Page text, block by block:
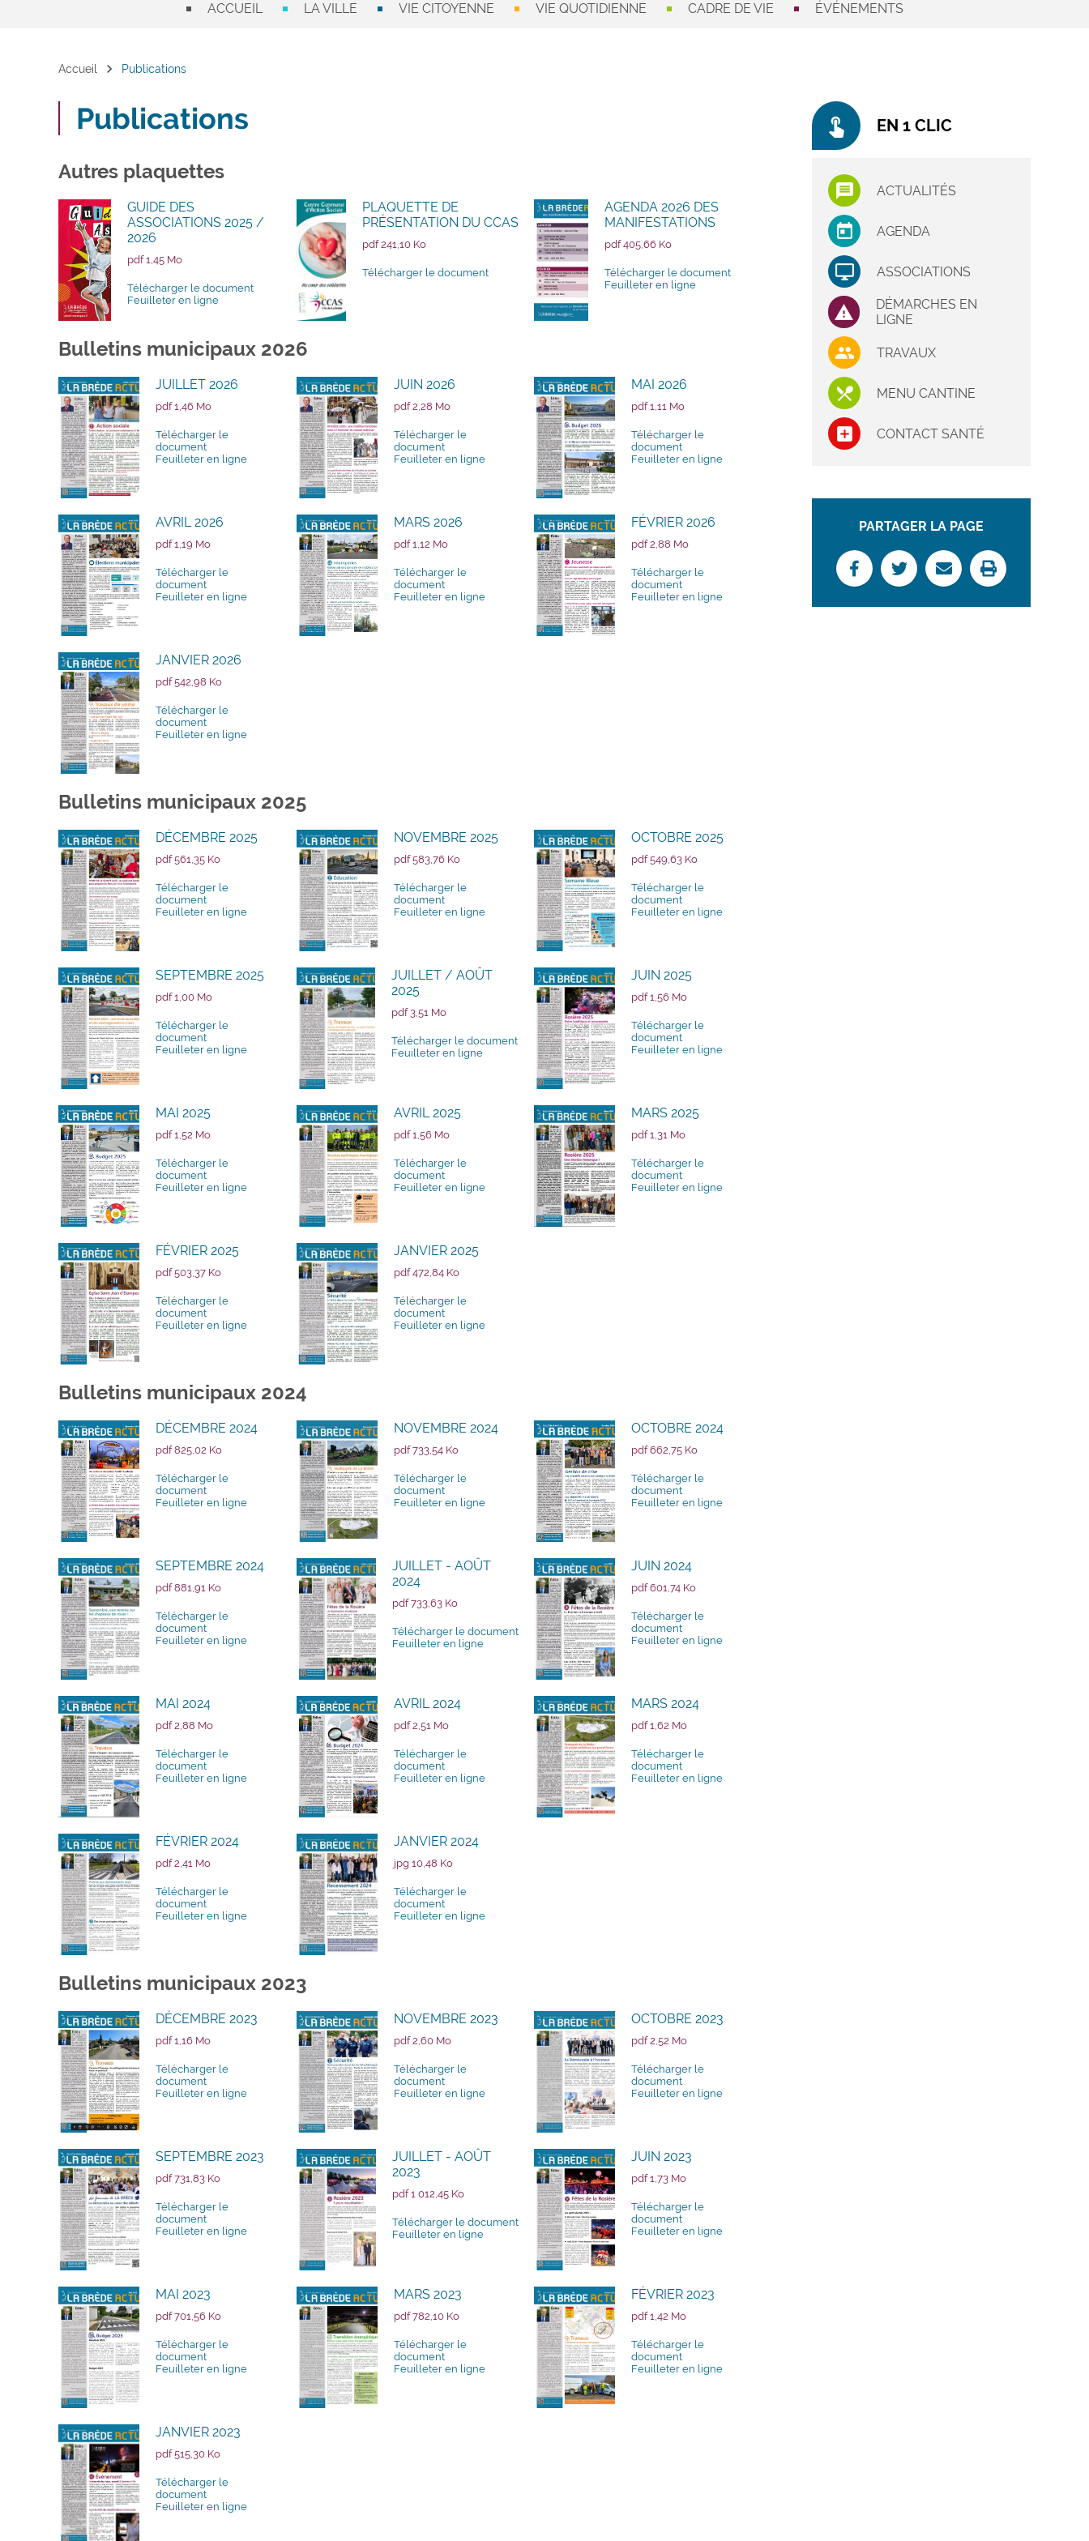
ACCUEIL LA VILLE VIE CITOYENNE VIE QUOTIDIENNE CADRE DE VIE ÉVÉNEMENTS
Accueil chevron_right Publications
Publications
Autres plaquettes
GUIDE DES
ASSOCIATIONS 2025 /
2026
pdf 1,45 Mo
Télécharger le document
Feuilleter en ligne
PLAQUETTE DE
PRÉSENTATION DU CCAS
pdf 241,10 Ko
Télécharger le document
AGENDA 2026 DES
MANIFESTATIONS
pdf 405,66 Ko
Télécharger le document
Feuilleter en ligne
Bulletins municipaux 2026
JUILLET 2026
pdf 1,46 Mo
Télécharger le
document
Feuilleter en ligne
JUIN 2026
pdf 2,28 Mo
Télécharger le
document
Feuilleter en ligne
MAI 2026
pdf 1,11 Mo
Télécharger le
document
Feuilleter en ligne
AVRIL 2026
pdf 1,19 Mo
Télécharger le
document
Feuilleter en ligne
MARS 2026
pdf 1,12 Mo
Télécharger le
document
Feuilleter en ligne
FÉVRIER 2026
pdf 2,88 Mo
Télécharger le
document
Feuilleter en ligne
JANVIER 2026
pdf 542,98 Ko
Télécharger le
document
Feuilleter en ligne
Bulletins municipaux 2025
DÉCEMBRE 2025
pdf 561,35 Ko
Télécharger le
document
Feuilleter en ligne
NOVEMBRE 2025
pdf 583,76 Ko
Télécharger le
document
Feuilleter en ligne
OCTOBRE 2025
pdf 549,63 Ko
Télécharger le
document
Feuilleter en ligne
SEPTEMBRE 2025
pdf 1,00 Mo
Télécharger le
document
Feuilleter en ligne
JUILLET / AOÛT
2025
pdf 3,51 Mo
Télécharger le document
Feuilleter en ligne
JUIN 2025
pdf 1,56 Mo
Télécharger le
document
Feuilleter en ligne
MAI 2025
pdf 1,52 Mo
Télécharger le
document
Feuilleter en ligne
AVRIL 2025
pdf 1,56 Mo
Télécharger le
document
Feuilleter en ligne
MARS 2025
pdf 1,31 Mo
Télécharger le
document
Feuilleter en ligne
FÉVRIER 2025
pdf 503,37 Ko
Télécharger le
document
Feuilleter en ligne
JANVIER 2025
pdf 472,84 Ko
Télécharger le
document
Feuilleter en ligne
Bulletins municipaux 2024
DÉCEMBRE 2024
pdf 825,02 Ko
Télécharger le
document
Feuilleter en ligne
NOVEMBRE 2024
pdf 733,54 Ko
Télécharger le
document
Feuilleter en ligne
OCTOBRE 2024
pdf 662,75 Ko
Télécharger le
document
Feuilleter en ligne
SEPTEMBRE 2024
pdf 881,91 Ko
Télécharger le
document
Feuilleter en ligne
JUILLET - AOÛT
2024
pdf 733,63 Ko
Télécharger le document
Feuilleter en ligne
JUIN 2024
pdf 601,74 Ko
Télécharger le
document
Feuilleter en ligne
MAI 2024
pdf 2,88 Mo
Télécharger le
document
Feuilleter en ligne
AVRIL 2024
pdf 2,51 Mo
Télécharger le
document
Feuilleter en ligne
MARS 2024
pdf 1,62 Mo
Télécharger le
document
Feuilleter en ligne
FÉVRIER 2024
pdf 2,41 Mo
Télécharger le
document
Feuilleter en ligne
JANVIER 2024
jpg 10,48 Ko
Télécharger le
document
Feuilleter en ligne
Bulletins municipaux 2023
DÉCEMBRE 2023
pdf 1,16 Mo
Télécharger le
document
Feuilleter en ligne
NOVEMBRE 2023
pdf 2,60 Mo
Télécharger le
document
Feuilleter en ligne
OCTOBRE 2023
pdf 2,52 Mo
Télécharger le
document
Feuilleter en ligne
SEPTEMBRE 2023
pdf 731,83 Ko
Télécharger le
document
Feuilleter en ligne
JUILLET - AOÛT
2023
pdf 1 012,45 Ko
Télécharger le document
Feuilleter en ligne
JUIN 2023
pdf 1,73 Mo
Télécharger le
document
Feuilleter en ligne
MAI 2023
pdf 701,56 Ko
Télécharger le
document
Feuilleter en ligne
MARS 2023
pdf 782,10 Ko
Télécharger le
document
Feuilleter en ligne
FÉVRIER 2023
pdf 1,42 Mo
Télécharger le
document
Feuilleter en ligne
JANVIER 2023
pdf 515,30 Ko
Télécharger le
document
Feuilleter en ligne
touch_app EN 1 CLIC
ACTUALITÉS
AGENDA
ASSOCIATIONS
DÉMARCHES EN
LIGNE
TRAVAUX
MENU CANTINE
CONTACT SANTÉ
PARTAGER LA PAGE